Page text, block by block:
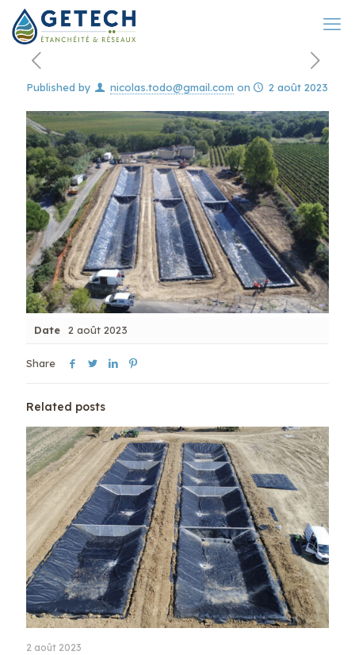
Published by nicolas.todo@gmail.com on 2 août 2023
Date 2 août 2023
Share
Related posts
2 août 2023